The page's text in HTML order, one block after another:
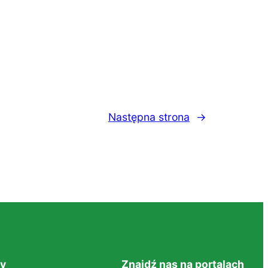
Następna strona →
Znajdź nas na portalach